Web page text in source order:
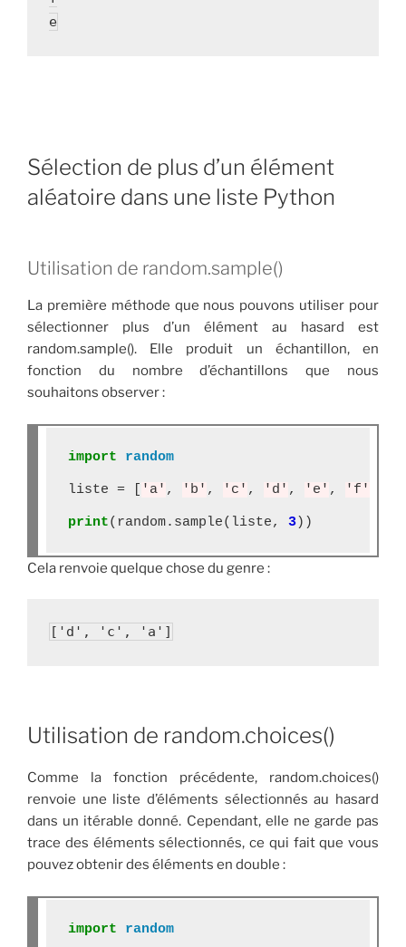
e
Sélection de plus d’un élément
aléatoire dans une liste Python
Utilisation de random.sample()
La première méthode que nous pouvons utiliser pour
sélectionner plus d’un élément au hasard est
random.sample(). Elle produit un échantillon, en
fonction du nombre d’échantillons que nous
souhaitons observer :
import random
liste = 'a' , 'b' , 'c' , 'd' , 'e' , 'f'
print(random. sample(liste, 3
Cela renvoie quelque chose du genre :
['d', 'c', 'a']
Utilisation de random.choices()
Comme la fonction précédente, random.choices()
renvoie une liste d’éléments sélectionnés au hasard
dans un itérable donné. Cependant, elle ne garde pas
trace des éléments sélectionnés, ce qui fait que vous
pouvez obtenir des éléments en double :
import random